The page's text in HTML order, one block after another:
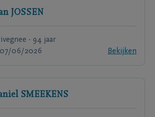
JOSSEN
- 94 jaar
07/06/2026
Bekijken
SMEEKENS